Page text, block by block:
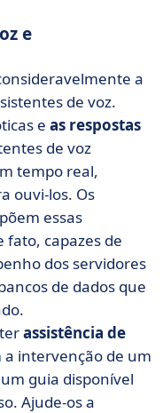
e
a
de voz.
e as respostas
de voz
tempo real,
ouvi-los. Os
essas
capazes de
dos servidores
de dados que
assistência de
a intervenção de um
guia disponível
Ajude-os a